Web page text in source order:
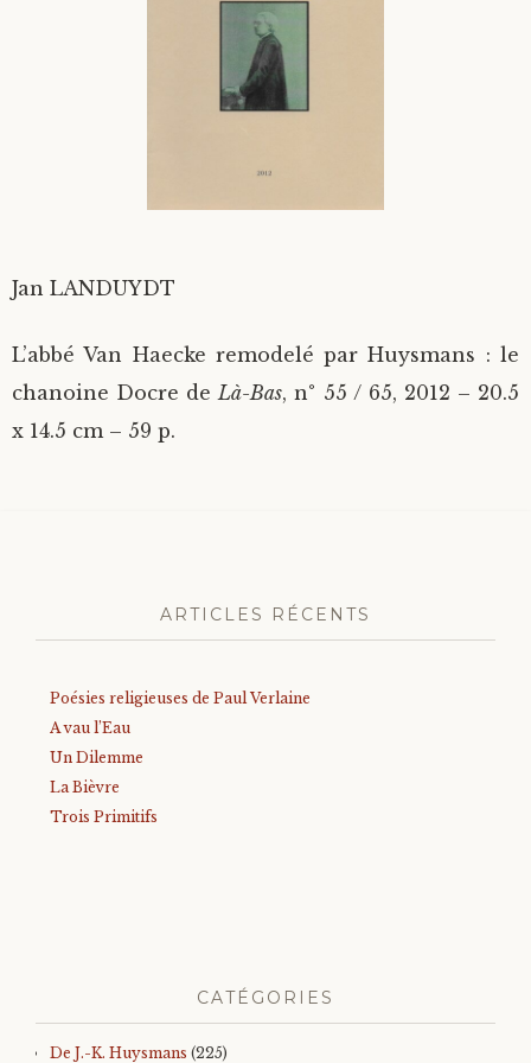
Langues étrangères
Jan LANDUYDT
L’abbé Van Haecke remodelé par Huysmans : le
chanoine Docre deLà-Bas, n° 55 / 65, 2012 – 20.5
x 14.5 cm – 59 p.
ARTICLES RÉCENTS
Poésies religieuses de Paul Verlaine
A vau l’Eau
Un Dilemme
La Bièvre
Trois Primitifs
CATÉGORIES
De J.-K. Huysmans (225)